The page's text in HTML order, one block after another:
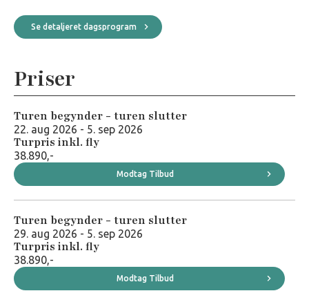
Se detaljeret dagsprogram
Priser
Turen begynder - turen slutter
22. aug 2026 - 5. sep 2026
Turpris inkl. fly
38.890,-
Modtag Tilbud
Turen begynder - turen slutter
29. aug 2026 - 5. sep 2026
Turpris inkl. fly
38.890,-
Modtag Tilbud